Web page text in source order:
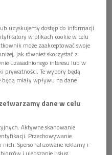
a formy wokalisty w
kolektyw Hotel Torino.
uzyskujemy dostęp do informacji
w plikach cookie w celu
może zaakceptować swoje
jak również skorzystać z
uzasadnionego interesu lub w
prywatności. Te wybory będą
miały wpływu na dane
dane w celu
Aktywne skanowanie
Przechowywanie
Spersonalizowane reklamy i